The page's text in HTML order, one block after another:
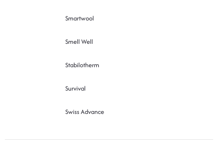
Smartwool
Smell Well
Stabilotherm
Survival
Swiss Advance